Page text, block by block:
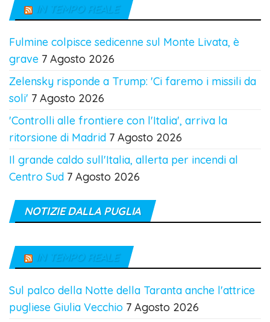
IN TEMPO REALE
Fulmine colpisce sedicenne sul Monte Livata, è
grave 7 Agosto 2026
Zelensky risponde a Trump: 'Ci faremo i missili da
soli' 7 Agosto 2026
'Controlli alle frontiere con l'Italia', arriva la
ritorsione di Madrid 7 Agosto 2026
Il grande caldo sull'Italia, allerta per incendi al
Centro Sud 7 Agosto 2026
NOTIZIE DALLA PUGLIA
IN TEMPO REALE
Sul palco della Notte della Taranta anche l'attrice
pugliese Giulia Vecchio 7 Agosto 2026